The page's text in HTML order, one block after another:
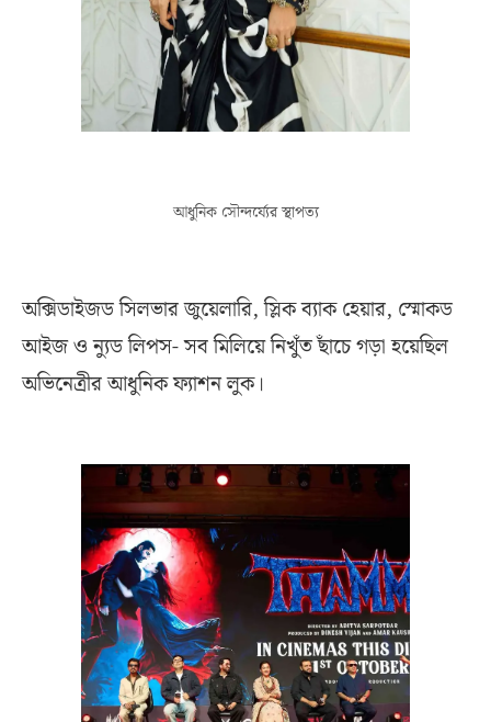
আধুনিক সৌন্দর্য্যের স্থাপত্য
অক্সিডাইজড সিলভার জুয়েলারি, স্লিক ব্যাক হেয়ার, স্মোকড
আইজ ও ন্যুড লিপস- সব মিলিয়ে নিখুঁত ছাঁচে গড়া হয়েছিল
অভিনেত্রীর আধুনিক ফ্যাশন লুক।